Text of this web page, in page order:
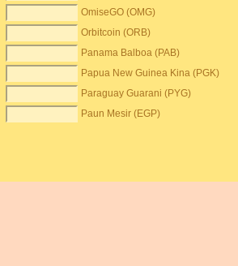
OmiseGO (OMG)
Orbitcoin (ORB)
Panama Balboa (PAB)
Papua New Guinea Kina (PGK)
Paraguay Guarani (PYG)
Paun Mesir (EGP)